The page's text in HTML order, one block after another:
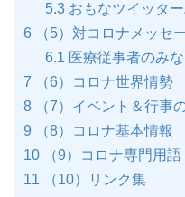
5.3 おもなツイッタ
6 （5）対コロナメッセ
6.1 医療従事者のみ
7 （6）コロナ世界情勢
8 （7）イベント＆行事
9 （8）コロナ基本情報
10 （9）コロナ専門用語
11 （10）リンク集